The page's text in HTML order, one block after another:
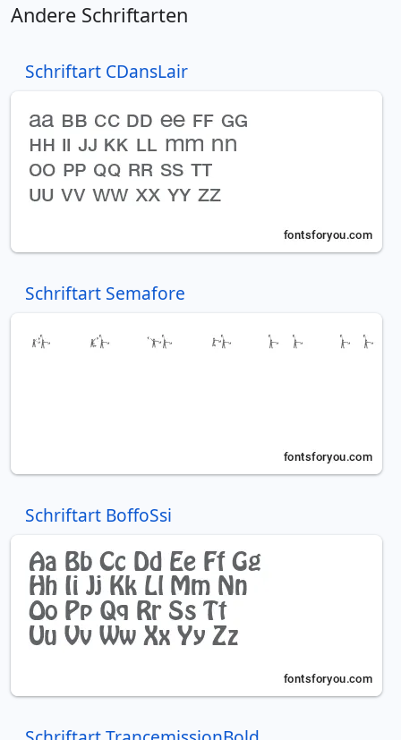
Andere Schriftarten
Schriftart CDansLair
Schriftart Semafore
Schriftart BoffoSsi